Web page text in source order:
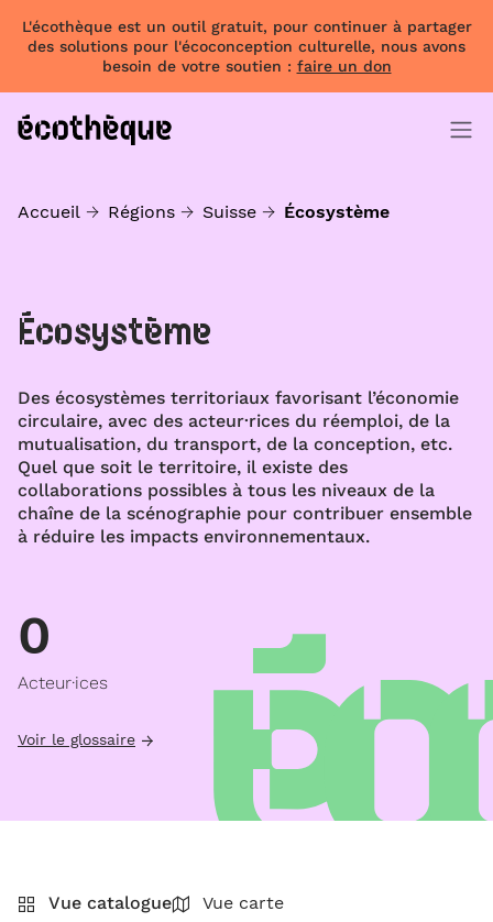
L'écothèque est un outil gratuit, pour continuer à partager
des solutions pour l'écoconception culturelle, nous avons
besoin de votre soutien : faire un don
Accueil Régions Suisse Écosystème
Écosystème
Des écosystèmes territoriaux favorisant l’économie
circulaire, avec des acteur·rices du réemploi, de la
mutualisation, du transport, de la conception, etc.
Quel que soit le territoire, il existe des
collaborations possibles à tous les niveaux de la
chaîne de la scénographie pour contribuer ensemble
à réduire les impacts environnementaux.
0
Acteur·ices
Voir le glossaire
Vue catalogue
Vue carte